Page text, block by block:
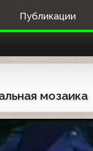
Публикации
мозаика